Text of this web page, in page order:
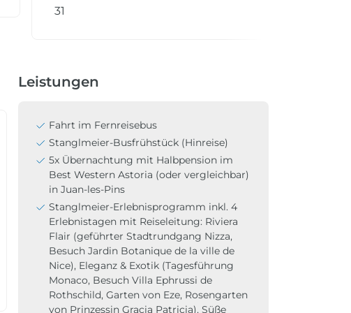
31
Leistungen
Fahrt im Fernreisebus
Stanglmeier-Busfrühstück (Hinreise)
5x Übernachtung mit Halbpension im
Best Western Astoria (oder vergleichbar)
in Juan-les-Pins
Stanglmeier-Erlebnisprogramm inkl. 4
Erlebnistagen mit Reiseleitung: Riviera
Flair (geführter Stadtrundgang Nizza,
Besuch Jardin Botanique de la ville de
Nice), Eleganz & Exotik (Tagesführung
Monaco, Besuch Villa Ephrussi de
Rothschild, Garten von Eze, Rosengarten
von Prinzessin Gracia Patricia), Süße